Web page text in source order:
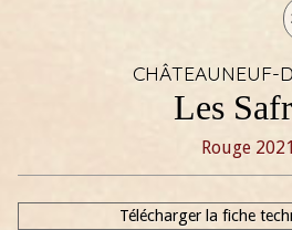
CHÂTEAUNEUF-
Les
Rouge 2021
Télécharger la fiche